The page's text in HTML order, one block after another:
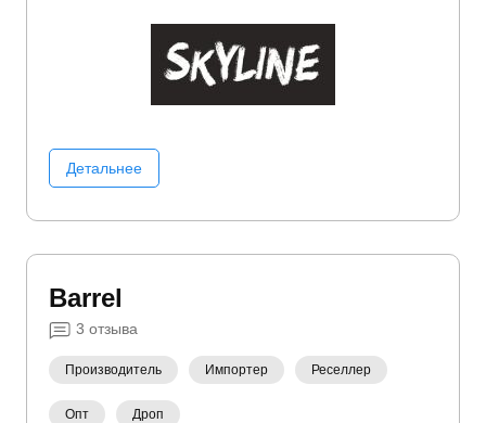
Детальнее
Barrel
3 отзыва
Производитель Импортер Реселлер
Опт Дроп